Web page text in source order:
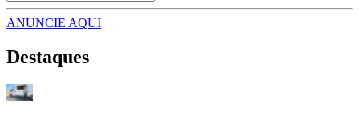
ANUNCIE AQUI
Destaques